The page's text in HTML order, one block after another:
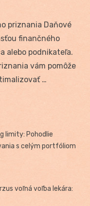
priznania Daňové
finančného
alebo podnikateľa.
vám pomôže
…
limity: Pohodlie
s celým portfóliom
voľná voľba lekára: